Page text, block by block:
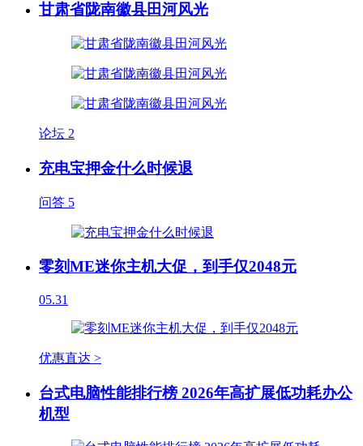
甘肃省陇南徽县田河风光
论坛 2
充电宝押金什么时候退
问答 5
零刻ME迷你主机大促，到手仅2048元
05.31
优惠直达 >
台式电脑性能排行榜 2026年高扩展低功耗办公
机型